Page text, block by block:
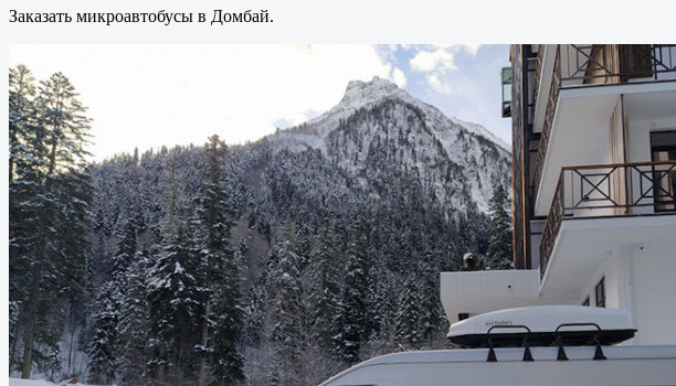
Заказать микроавтобусы в Домбай.